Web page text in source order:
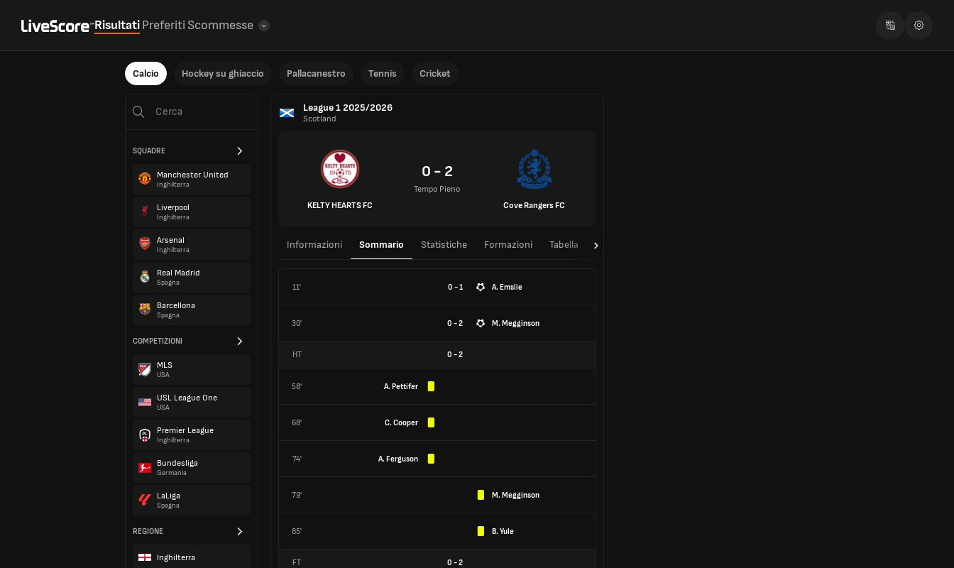
RisultatiPreferiti Scommesse
Calcio Hockey su ghiaccio Pallacanestro Tennis Cricket
SQUADRE
Manchester United
Inghilterra
Liverpool
Inghilterra
Arsenal
Inghilterra
Real Madrid
Spagna
Barcellona
Spagna
COMPETIZIONI
MLS
USA
USL League One
USA
Premier League
Inghilterra
Bundesliga
Germania
LaLiga
Spagna
REGIONE
Inghilterra
League 1 2025/2026
Scotland
KELTY HEARTS FC
0 - 2
Tempo Pieno
Cove Rangers FC
Informazioni Sommario Statistiche Formazioni Tabella T/T
11' 0 - 1 A. Emslie
30' 0 - 2 M. Megginson
HT 0 -2
58' A. Pettifer
68' C. Cooper
74' A. Ferguson
79' M. Megginson
85' B. Yule
FT 0 -2